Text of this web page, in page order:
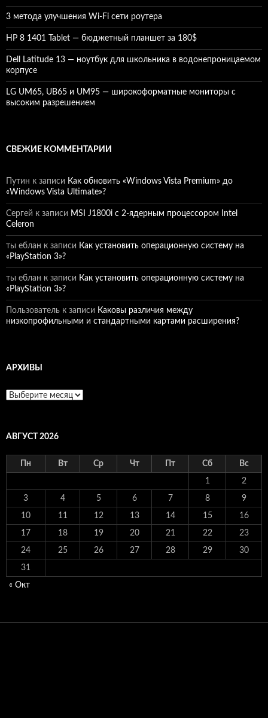
3 метода улучшения Wi-Fi сети роутера
HP 8 1401 Tablet — бюджетный планшет за 180$
Dell Latitude 13 — ноутбук для школьника в водонепроницаемом
корпусе
LG UM65, UB65 и UM95 — широкоформатные мониторы с
высоким разрешением
СВЕЖИЕ КОММЕНТАРИИ
Путин к записи Как обновить «Windows Vista Premium» до
«Windows Vista Ultimate»?
Сергей к записи MSI J1800i с 2-ядерным процессором Intel
Celeron
ты еблан к записи Как установить операционную систему на
«PlayStation 3»?
ты еблан к записи Как установить операционную систему на
«PlayStation 3»?
Пользователь к записи Каковы различия между
низкопрофильными и стандартными картами расширения?
АРХИВЫ
Архивы
АВГУСТ 2026
Пн Вт Ср Чт Пт Сб Вс
1 2
3 4 5 6 7 8 9
10 11 12 13 14 15 16
17 18 19 20 21 22 23
24 25 26 27 28 29 30
31
« Окт